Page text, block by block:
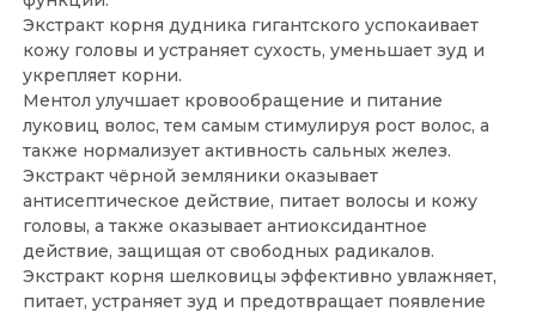
Экстракт корня дудника гигантского успокаивает
кожу головы и устраняет сухость, уменьшает зуд и
укрепляет корни.
Ментол улучшает кровообращение и питание
луковиц волос, тем самым стимулируя рост волос, а
также нормализует активность сальных желез.
Экстракт чёрной земляники оказывает
антисептическое действие, питает волосы и кожу
головы, а также оказывает антиоксидантное
действие, защищая от свободных радикалов.
Экстракт корня шелковицы эффективно увлажняет,
питает, устраняет зуд и предотвращает появление